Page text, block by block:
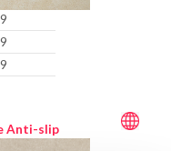
Anti-slip